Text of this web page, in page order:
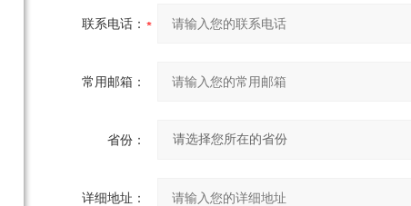
联系电话：
常用邮箱：
省份：
详细地址：